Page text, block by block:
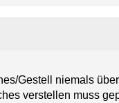
Gestell niemals
verstellen muss